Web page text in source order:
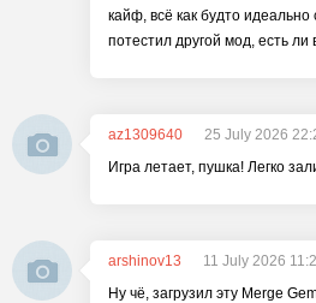
кайф, всё как будто
потестил другой мод, есть
az1309640
25 July 2026
Игра летает, пушка! Легко
arshinov13
11 July 2026
Ну чё, загрузил эту Merge